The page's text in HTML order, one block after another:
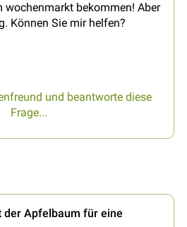
wochenmarkt bekommen! Aber
Können Sie mir helfen?
und beantworte diese
Frage...
der Apfelbaum für eine